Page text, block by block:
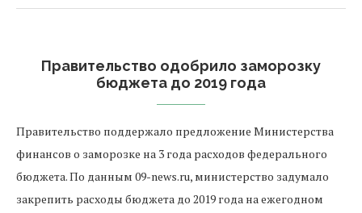
Правительство одобрило заморозку
бюджета до 2019 года
Правительство поддержало предложение Министерства
финансов о заморозке на 3 года расходов федерального
бюджета. По данным 09-news.ru, министерство задумало
закрепить расходы бюджета до 2019 года на ежегодном